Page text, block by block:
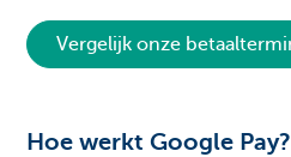
Vergelijk onze
Hoe werkt Google Pay?